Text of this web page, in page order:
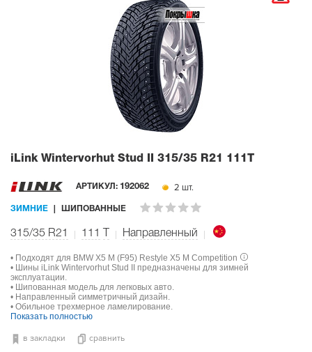
iLink Wintervorhut Stud II 315/35 R21 111T
АРТИКУЛ: 192062 2 шт.
ЗИМНИЕ ШИПОВАННЫЕ
315/35 R21 111 Направленный
• Подходят для BMW X5 M (F95) Restyle X5 M Competition
• Шины iLink Wintervorhut Stud II предназначены для зимней
эксплуатации.
• Шипованная модель для легковых авто.
• Направленный симметричный дизайн.
• Обильное трехмерное ламелирование.
Показать полностью
в закладки сравнить